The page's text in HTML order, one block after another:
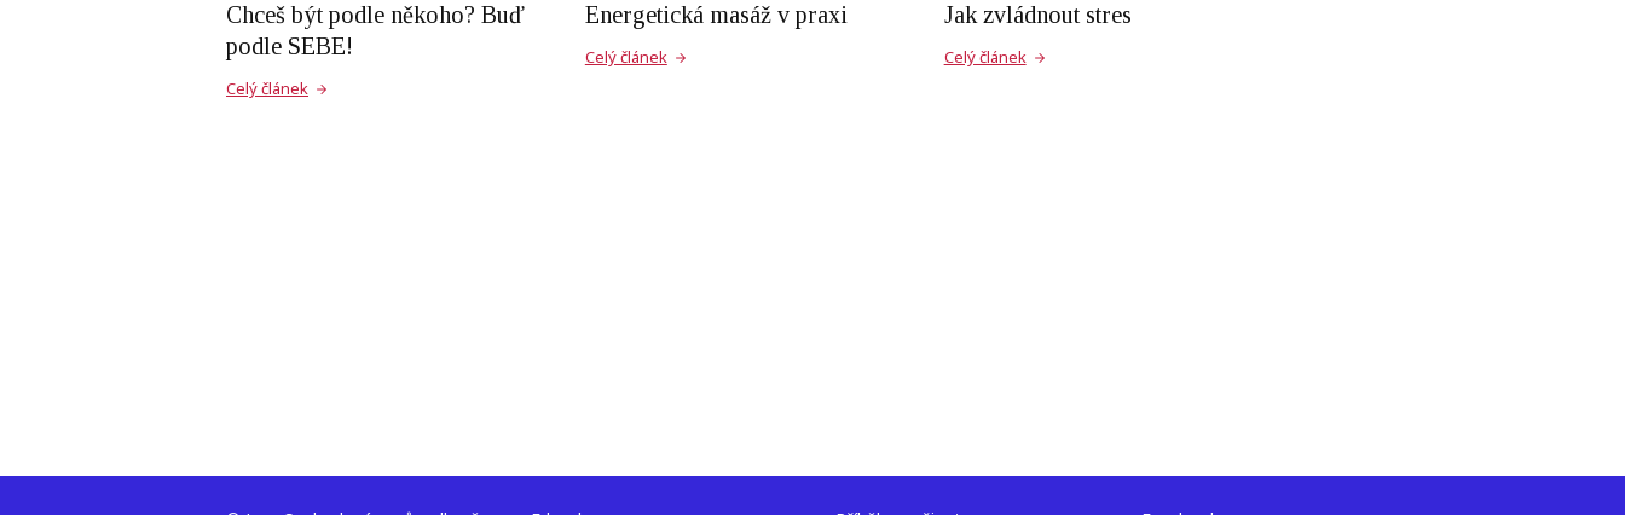
Chceš být podle někoho? Buď
podle SEBE!
Celý článek
Energetická masáž v praxi
Celý článek
Jak zvládnout stres
Celý článek